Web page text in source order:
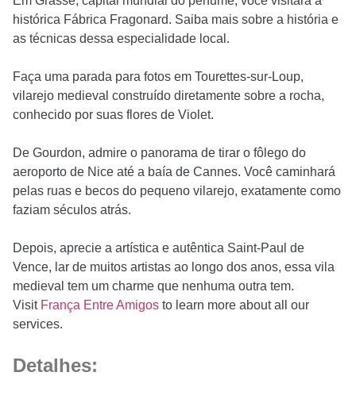
histórica Fábrica Fragonard. Saiba mais sobre a história e
as técnicas dessa especialidade local.
Faça uma parada para fotos em Tourettes-sur-Loup,
vilarejo medieval construído diretamente sobre a rocha,
conhecido por suas flores de Violet.
De Gourdon, admire o panorama de tirar o fôlego do
aeroporto de Nice até a baía de Cannes. Você caminhará
pelas ruas e becos do pequeno vilarejo, exatamente como
faziam séculos atrás.
Depois, aprecie a artística e autêntica Saint-Paul de
Vence, lar de muitos artistas ao longo dos anos, essa vila
medieval tem um charme que nenhuma outra tem.
Visit França Entre Amigos to learn more about all our
services.
Detalhes: